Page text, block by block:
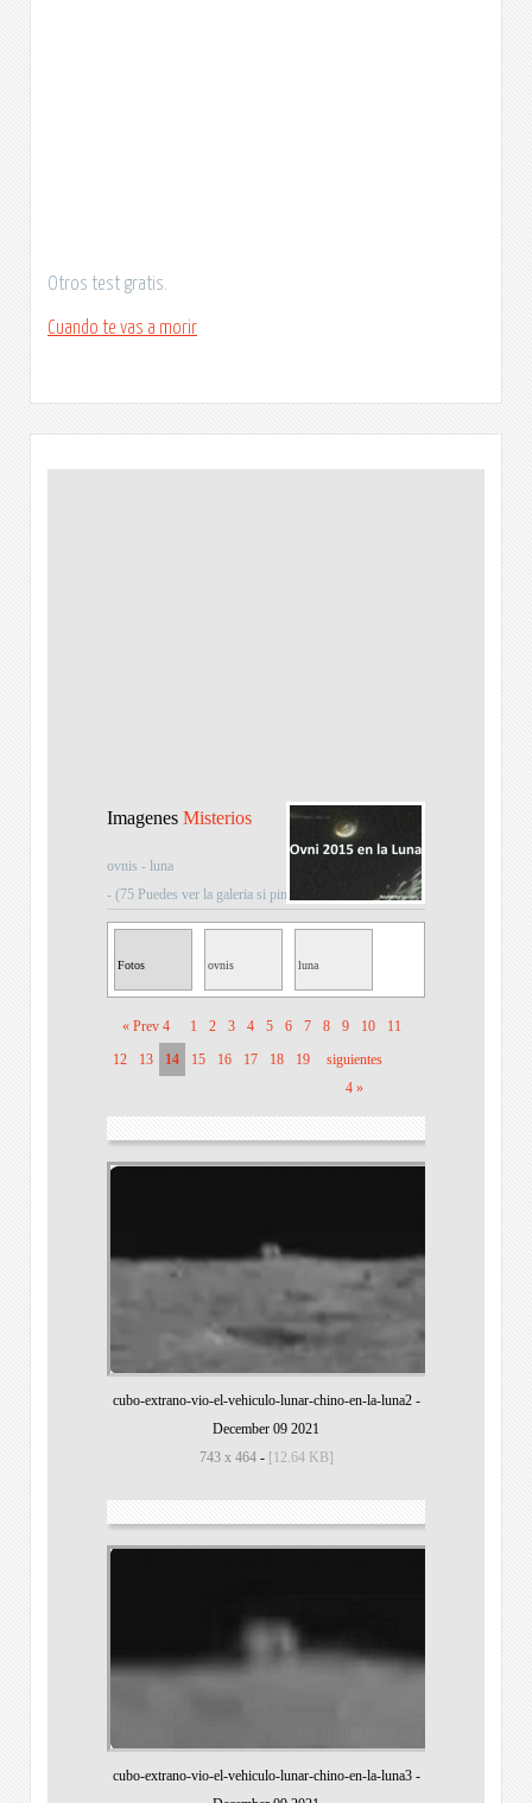
Otros test gratis.
Cuando te vas a morir
Imagenes Misterios
ovnis - luna
- (75 Puedes ver la galeria si pinchas sobre la imagen)
Fotos
Misteriosas
ovnis luna
« Prev 4 1 2 3 4 5 6 7 8 9 10
11
12
13 14 15 16 17 18 19
siguientes
4 »
cubo-extrano-vio-el-vehiculo-lunar-chino-en-la-luna2-
December 09 2021
743 x 464- [12.64 KB]
cubo-extrano-vio-el-vehiculo-lunar-chino-en-la-luna3-